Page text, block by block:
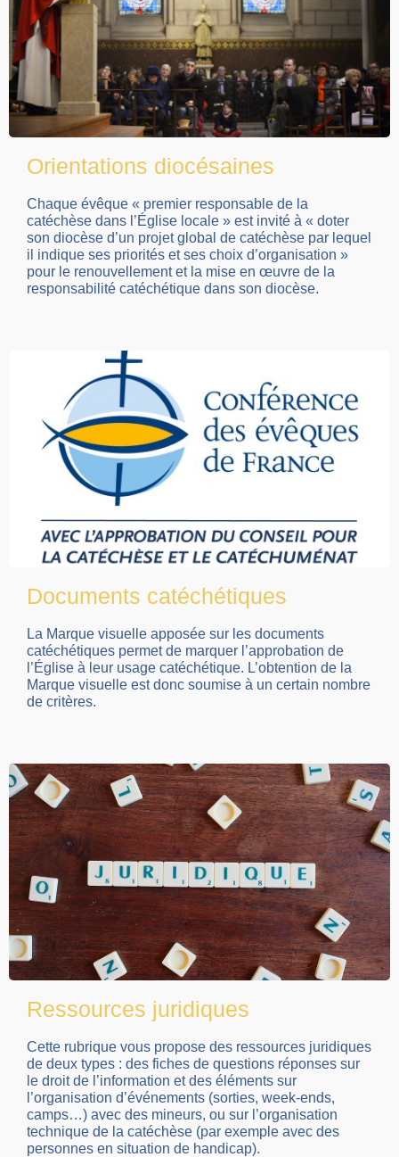
Orientations diocésaines
Chaque évêque « premier responsable de la
catéchèse dans l’Église locale » est invité à « doter
son diocèse d’un projet global de catéchèse par lequel
il indique ses priorités et ses choix d’organisation »
pour le renouvellement et la mise en œuvre de la
responsabilité catéchétique dans son diocèse.
Documents catéchétiques
La Marque visuelle apposée sur les documents
catéchétiques permet de marquer l’approbation de
l’Église à leur usage catéchétique. L’obtention de la
Marque visuelle est donc soumise à un certain nombre
de critères.
Ressources juridiques
Cette rubrique vous propose des ressources juridiques
de deux types : des fiches de questions réponses sur
le droit de l’information et des éléments sur
l’organisation d’événements (sorties, week-ends,
camps…) avec des mineurs, ou sur l’organisation
technique de la catéchèse (par exemple avec des
personnes en situation de handicap).